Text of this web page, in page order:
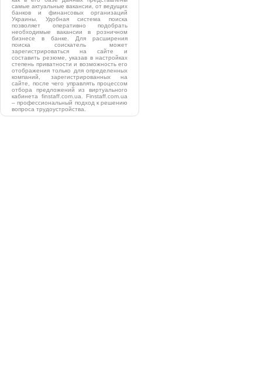
самые актуальные вакансии, от ведущих
банков и финансовых организаций
Украины. Удобная система поиска
позволяет оперативно подобрать
необходимые вакансии в розничном
бизнесе в банке. Для расширения
поиска соискатель может
зарегистрироваться на сайте и
составить резюме, указав в настройках
степень приватности и возможность его
отображения только для определенных
компаний, зарегистрированных на
сайте, после чего управлять процессом
отбора предложений из виртуального
кабинета finstaff.com.ua. Finstaff.com.ua
– профессиональный подход к решению
вопроса трудоустройства.